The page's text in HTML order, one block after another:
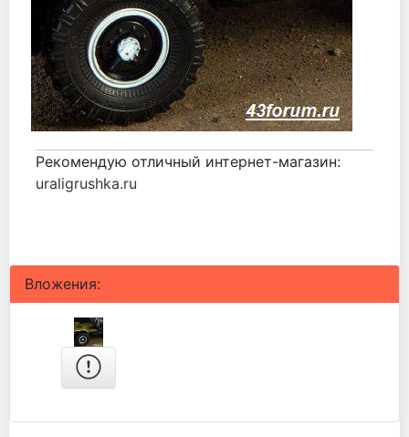
Рекомендую отличный интернет-магазин:
uraligrushka.ru
Вложения: